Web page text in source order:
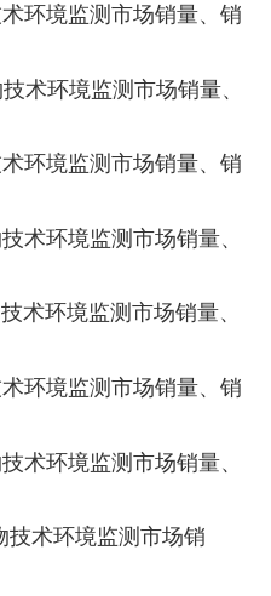
环境监测市场销量、销
术环境监测市场销量、
环境监测市场销量、销
术环境监测市场销量、
术环境监测市场销量、
环境监测市场销量、销
术环境监测市场销量、
技术环境监测市场销